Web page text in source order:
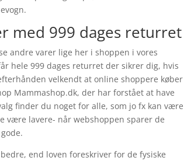
med 999 dages returret
andre varer lige her i shoppen i vores
hele 999 dages returret der sikrer dig, hvis
velkendt at online shoppere køber
Mammashop.dk, der har forstået at have
finder du noget for alle, som jo fx kan være
være lavere- når webshoppen sparer de
end loven foreskriver for de fysiske